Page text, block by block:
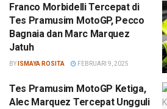
Franco Morbidelli Tercepat di
Tes Pramusim MotoGP, Pecco
Bagnaia dan Marc Marquez
Jatuh
BY ISMAYA ROSITA FEBRUARI 9, 2025
Tes Pramusim MotoGP Ketiga,
Alec Marquez Tercepat Ungguli